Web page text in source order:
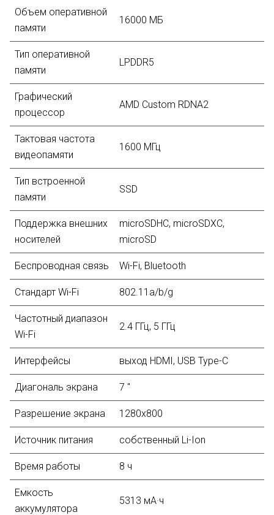
Объем оперативной
памяти
16000 МБ
Тип оперативной
памяти
LPDDR5
Графический
процессор
AMD Custom RDNA2
Тактовая частота
видеопамяти
1600 МГц
Тип встроенной
памяти
SSD
Поддержка внешних
носителей
microSDHC, microSDXC,
microSD
Беспроводная связь Wi-Fi, Bluetooth
Стандарт Wi-Fi 802.11a/b/g
Частотный диапазон
Wi-Fi
2.4 ГГц, 5 ГГц
Интерфейсы выход HDMI, USB Type-C
Диагональ экрана 7 "
Разрешение экрана 1280x800
Источник питания собственный Li-Ion
Время работы 8 ч
Емкость
аккумулятора
5313 мА·ч